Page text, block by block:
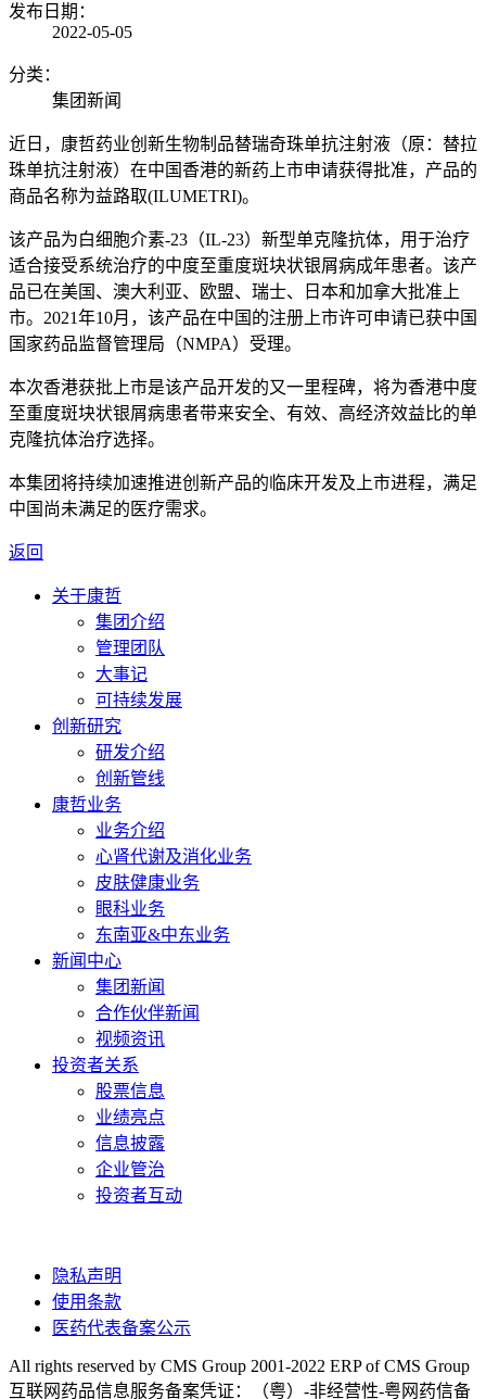
发布日期：
2022-05-05
分类：
集团新闻
近日，康哲药业创新生物制品替瑞奇珠单抗注射液（原： 替拉
珠单抗注射液）在中国香港的新药上市申请获得批准，产品的
商品名称为益路取(ILUMETRI)。
该产品为白细胞介素-23（IL-23）新型单克隆抗体，用于治疗
适合接受系统治疗的中度至重度斑块状银屑病成年患者。 该产
品已在美国、澳大利亚、欧盟、瑞士、日本和加拿大批准上
市。 2021年10月，该产品在中国的注册上市许可申请已获中国
国家药品监督管理局（NMPA）受理。
本次香港获批上市是该产品开发的又一里程碑，将为香港中度
至重度斑块状银屑病患者带来安全、有效、高经济效益比的单
克隆抗体治疗选择。
本集团将持续加速推进创新产品的临床开发及上市进程，满足
中国尚未满足的医疗需求。
返回
关于康哲
集团介绍
管理团队
大事记
可持续发展
创新研究
研发介绍
创新管线
康哲业务
业务介绍
心肾代谢及消化业务
皮肤健康业务
眼科业务
东南亚&中东业务
新闻中心
集团新闻
合作伙伴新闻
视频资讯
投资者关系
股票信息
业绩亮点
信息披露
企业管治
投资者互动
隐私声明
使用条款
医药代表备案公示
All rights reserved by CMS Group 2001-2022 ERP of CMS Group
互联网药品信息服务备案凭证：（粤）-非经营性-粤网药信备